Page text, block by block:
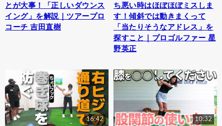
とが大事！「正しいダウンス
イング」を解説｜ツアープロ
コーチ 吉田直樹
ち悪い時はほぼほぼミスしま
す！傾斜では動きまくって
「当たりそうなアドレス」を
探すこと｜プロゴルファー 星
野英正
16:42 10:32